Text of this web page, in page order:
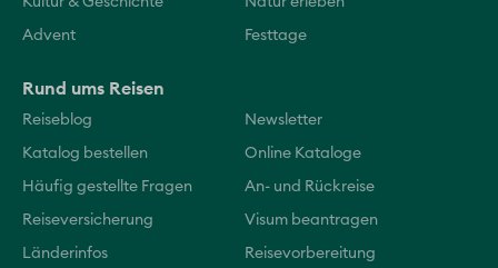
Advent Festtage
Rund ums Reisen
Reiseblog Newsletter
Katalog bestellen Online Kataloge
Häufig gestellte Fragen An- und Rückreise
Reiseversicherung Visum beantragen
Länderinfos Reisevorbereitung